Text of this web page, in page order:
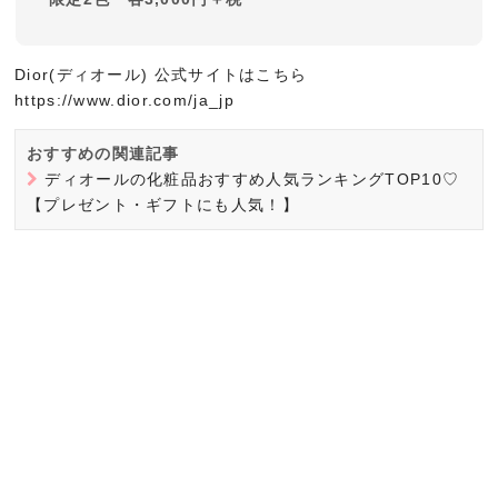
Dior(ディオール) 公式サイトはこちら
https://www.dior.com/ja_jp
おすすめの関連記事
ディオールの化粧品おすすめ人気ランキングTOP10♡
【プレゼント・ギフトにも人気！】